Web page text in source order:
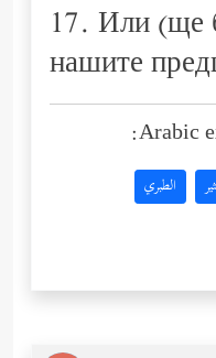
17. Или (ще
нашите
Arabic
الطبري